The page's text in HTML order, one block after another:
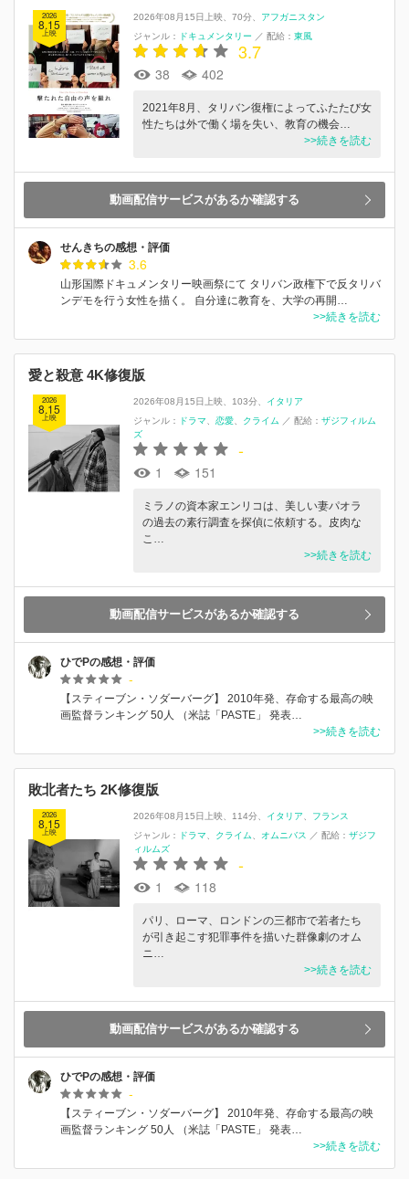
2026
8.15
上映
2026年08月15日上映 70分
アフガニスタン
ジャンル：
ドキュメンタリー ／ 配給： 東風
3.7
38 402
2021年8月、タリバン復権によってふたたび女
性たちは外で働く場を失い、教育の機会…
>>続きを読む
動画配信サービスがあるか確認する
せんきちの感想・評価
3.6
山形国際ドキュメンタリー映画祭にて タリバン政権下で反タリバ
ンデモを行う女性を描く。 自分達に教育を、大学の再開…
>>続きを読む
愛と殺意 4K修復版
2026
8.15
上映
2026年08月15日上映 103分
イタリア
ジャンル：
ドラマ 恋愛 クライム ／ 配給： ザジフィルム
ズ
-
1 151
ミラノの資本家エンリコは、美しい妻パオラ
の過去の素行調査を探偵に依頼する。皮肉な
こ…
>>続きを読む
動画配信サービスがあるか確認する
ひでPの感想・評価
-
【スティーブン・ソダーバーグ】 2010年発、存命する最高の映
画監督ランキング 50人 （米誌「PASTE」 発表…
>>続きを読む
敗北者たち 2K修復版
2026
8.15
上映
2026年08月15日上映 114分 イタリア
フランス
ジャンル：
ドラマ クライム オムニバス ／ 配給： ザジフ
ィルムズ
-
1 118
パリ、ローマ、ロンドンの三都市で若者たち
が引き起こす犯罪事件を描いた群像劇のオム
ニ…
>>続きを読む
動画配信サービスがあるか確認する
ひでPの感想・評価
-
【スティーブン・ソダーバーグ】 2010年発、存命する最高の映
画監督ランキング 50人 （米誌「PASTE」 発表…
>>続きを読む